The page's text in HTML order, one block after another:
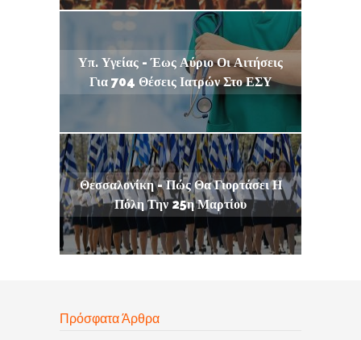
Υπ. Υγείας - Έως Αύριο Οι Αιτήσεις
Για 704 Θέσεις Ιατρών Στο ΕΣΥ
Θεσσαλονίκη - Πώς Θα Γιορτάσει Η
Πόλη Την 25η Μαρτίου
Πρόσφατα Άρθρα